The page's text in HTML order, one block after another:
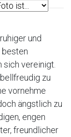
und
besten
sich vereinigt.
zu
vornehme
ängstlich zu
engen
freundlicher